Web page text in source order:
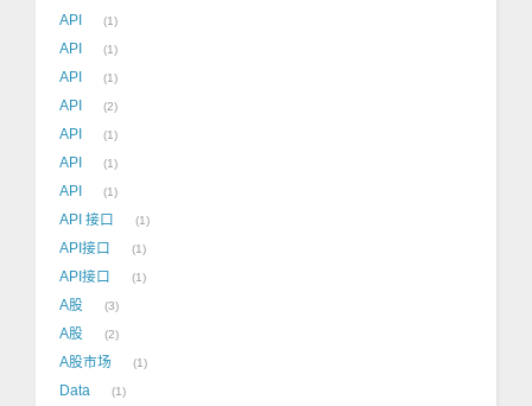
API 1
API 1
API 1
API 2
API 1
API 1
API 1
API 接口 1
API接口 1
API接口 1
A股 3
A股 2
A股市场 1
Data 1